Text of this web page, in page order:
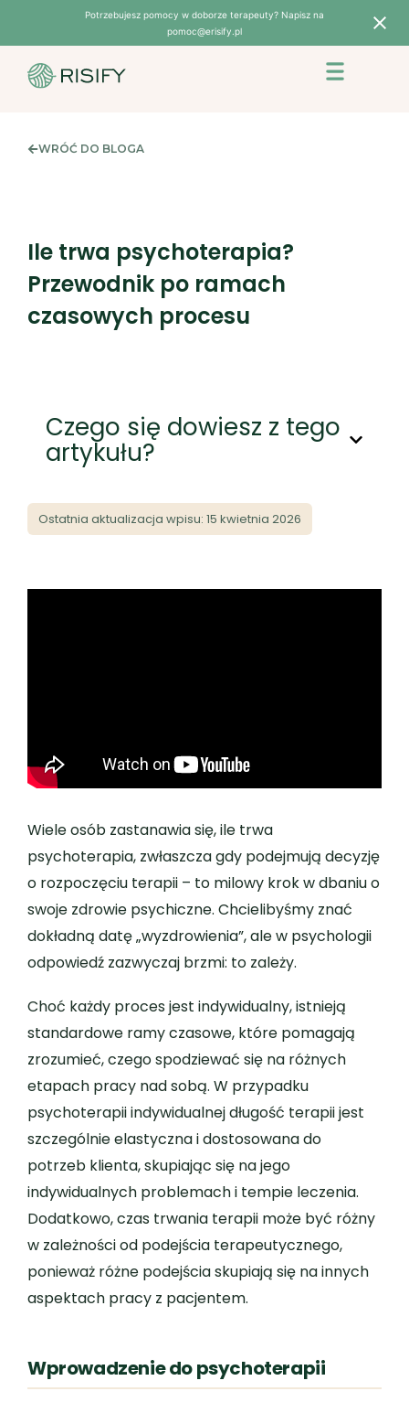
Potrzebujesz pomocy w doborze terapeuty? Napisz na
pomoc@erisify.pl
content
WRÓĆ DO BLOGA
Ile trwa psychoterapia?
Przewodnik po ramach
czasowych procesu
Czego się dowiesz z tego
artykułu?
Ostatnia aktualizacja wpisu: 15 kwietnia 2026
Wiele osób zastanawia się, ile trwa
psychoterapia, zwłaszcza gdy podejmują decyzję
o rozpoczęciu terapii – to milowy krok w dbaniu o
swoje zdrowie psychiczne. Chcielibyśmy znać
dokładną datę „wyzdrowienia”, ale w psychologii
odpowiedź zazwyczaj brzmi: to zależy.
Choć każdy proces jest indywidualny, istnieją
standardowe ramy czasowe, które pomagają
zrozumieć, czego spodziewać się na różnych
etapach pracy nad sobą. W przypadku
psychoterapii indywidualnej długość terapii jest
szczególnie elastyczna i dostosowana do
potrzeb klienta, skupiając się na jego
indywidualnych problemach i tempie leczenia.
Dodatkowo, czas trwania terapii może być różny
w zależności od podejścia terapeutycznego,
ponieważ różne podejścia skupiają się na innych
aspektach pracy z pacjentem.
Wprowadzenie do psychoterapii